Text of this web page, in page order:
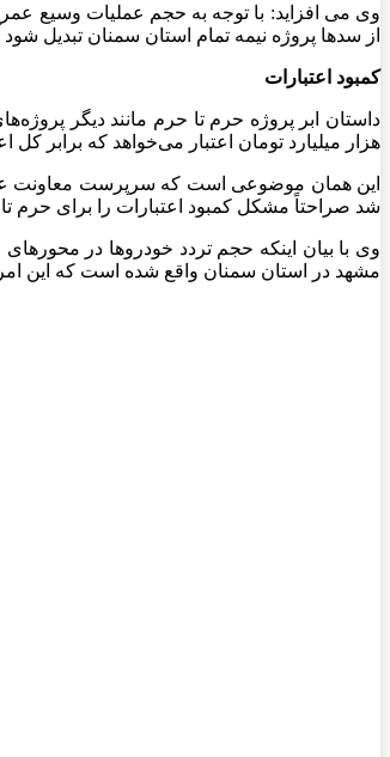
وی می افزاید: با توجه به حجم عملیات وسیع
از سدها پروژه نیمه تمام استان سمنان تبدیل
کمبود اعتبارات
هزار میلیارد تومان اعتبار می‌خواهد که برابر
این همان موضوعی است که سرپرست معاونت
شد صراحتاً مشکل کمبود اعتبارات را برای حرم
مشهد در استان سمنان واقع شده است که این